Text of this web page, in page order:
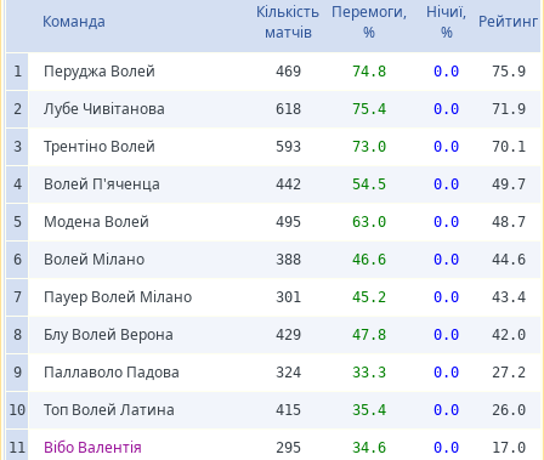
Команда
Кількість
матчів
Перемоги,
%
Нічиї,
%
Рейтинг
1 Перуджа Волей 469 74.8 0.0 75.9
2 Лубе Чивітанова 618 75.4 0.0 71.9
3 Трентіно Волей 593 73.0 0.0 70.1
4 Волей П'яченца 442 54.5 0.0 49.7
5 Модена Волей 495 63.0 0.0 48.7
6 Волей Мілано 388 46.6 0.0 44.6
7 Пауер Волей Мілано 301 45.2 0.0 43.4
8 Блу Волей Верона 429 47.8 0.0 42.0
9 Паллаволо Падова 324 33.3 0.0 27.2
10 Топ Волей Латина 415 35.4 0.0 26.0
11 Вібо Валентія 295 34.6 0.0 17.0